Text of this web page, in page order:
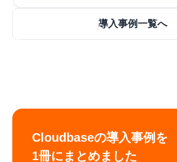
導入事例一覧へ
Cloudbaseの導入事例を
1冊にまとめました